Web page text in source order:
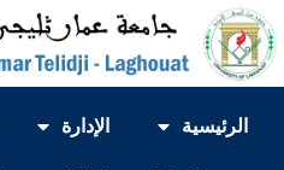
الرئيسية الإدارة